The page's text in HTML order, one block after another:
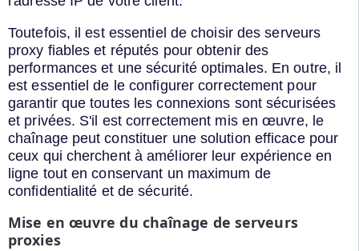
Toutefois, il est essentiel de choisir des serveurs
proxy fiables et réputés pour obtenir des
performances et une sécurité optimales. En outre, il
est essentiel de le configurer correctement pour
garantir que toutes les connexions sont sécurisées
et privées. S'il est correctement mis en œuvre, le
chaînage peut constituer une solution efficace pour
ceux qui cherchent à améliorer leur expérience en
ligne tout en conservant un maximum de
confidentialité et de sécurité.
Mise en œuvre du chaînage de serveurs
proxies